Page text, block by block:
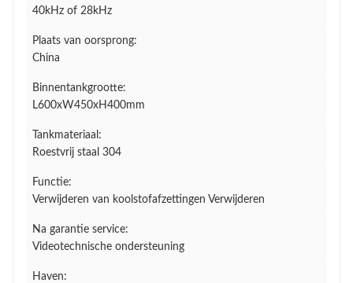
40kHz of 28kHz
Plaats van oorsprong:
China
Binnentankgrootte:
L600xW450xH400mm
Tankmateriaal:
Roestvrij staal 304
Functie:
Verwijderen van koolstofafzettingen Verwijderen
Na garantie service:
Videotechnische ondersteuning
Haven: